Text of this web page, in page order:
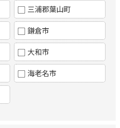
三浦郡葉山町
鎌倉市
大和市
海老名市